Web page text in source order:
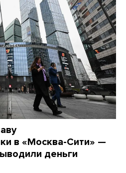
в «Москва-Сити» —
деньги